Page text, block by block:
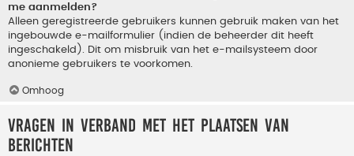
me aanmelden?
Alleen geregistreerde gebruikers kunnen gebruik maken van het
ingebouwde e-mailformulier (indien de beheerder dit heeft
ingeschakeld). Dit om misbruik van het e-mailsysteem door
anonieme gebruikers te voorkomen.
Omhoog
Vragen in verband met het plaatsen van
berichten